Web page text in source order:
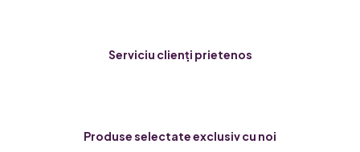
Serviciu clienți prietenos
Produse selectate exclusiv cu noi